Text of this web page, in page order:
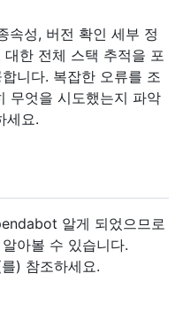
속성, 버전 확인 세부 정
한 전체 스택 추적을 포
니다. 복잡한 오류를 조
무엇을 시도했는지 파악
세요.
알게 되었으므로
아볼 수 있습니다.
) 참조하세요.